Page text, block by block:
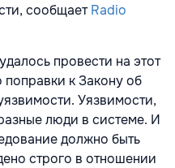
сообщаетRadio
провести на этот
поправки к Закону об
Уязвимости,
люди в системе. И
должно быть
строго в отношении